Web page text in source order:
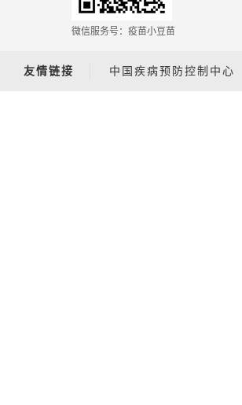
微信服务号：疫苗小豆苗
友情链接 中国疾病预防控制中心